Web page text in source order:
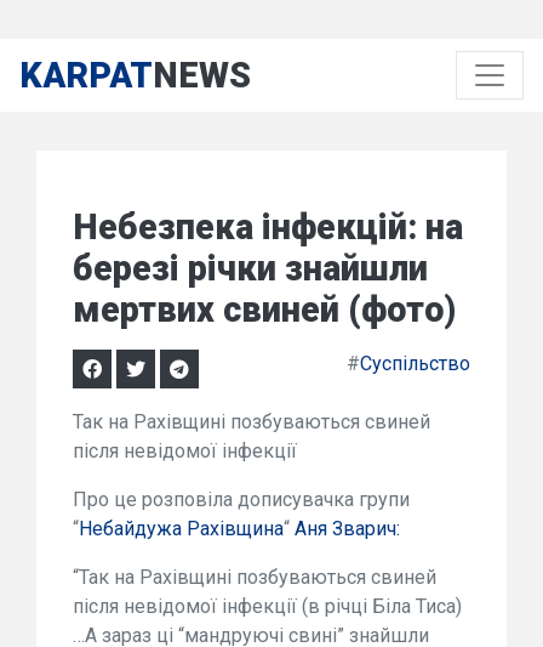
KARPATNEWS
Небезпека інфекцій: на
березі річки знайшли
мертвих свиней (фото)
#Суспільство
Так на Рахівщині позбуваються свиней
після невідомої інфекції
Про це розповіла дописувачка групи
“Небайдужа Рахівщина“ Аня Зварич:
“Так на Рахівщині позбуваються свиней
після невідомої інфекції (в річці Біла Тиса)
…А зараз ці “мандруючі свині” знайшли